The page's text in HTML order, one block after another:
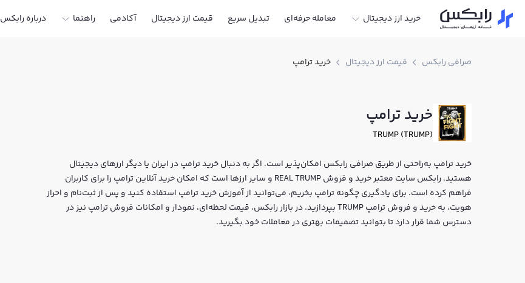
خرید ارز دیجیتال معامله حرفه‌ای تبدیل سریع قیمت ارز دیجیتال آکادمی راهنما درباره رابکس
صرافی رابکس قیمت ارز دیجیتال خرید ترامپ
خرید ترامپ
TRUMP (TRUMP)
خرید ترامپ به‌راحتی از طریق صرافی رابکس امکان‌پذیر است. اگر به دنبال خرید ترامپ در ایران یا دیگر ارزهای دیجیتال
هستید، رابکس سایت معتبر خرید و فروش REAL TRUMP و سایر ارزها است که امکان خرید آنلاین ترامپ را برای کاربران
فراهم کرده است. برای یادگیری چگونه ترامپ بخریم، می‌توانید از آموزش خرید ترامپ استفاده کنید و پس از ثبت‌نام و احراز
هویت، به خرید و فروش ترامپ TRUMP بپردازید. در بازار رابکس، قیمت لحظه‌ای، نمودار و امکانات فروش ترامپ نیز در
دسترس شما قرار دارد تا بتوانید تصمیمات بهتری در معاملات خود بگیرید.